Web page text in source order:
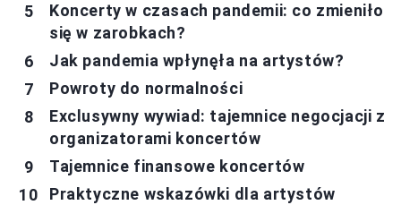
Koncerty w czasach pandemii: co zmieniło
się w zarobkach?
Jak pandemia wpłynęła na artystów?
Powroty do normalności
Exclusywny wywiad: tajemnice negocjacji z
organizatorami koncertów
Tajemnice finansowe koncertów
Praktyczne wskazówki dla artystów